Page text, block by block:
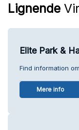
Lignende
Elite Park &
Find information
Mere info